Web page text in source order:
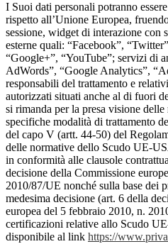
I Suoi dati personali potranno
rispetto all’Unione Europea,
sessione, widget di interazione con
esterne quali: “Facebook”,
“Google+”, “YouTube”; servizi di
AdWords”, “Google Analytics”,
responsabili del trattamento e
autorizzati situati anche al di fuori
si rimanda per la presa visione
specifiche modalità di trattamento
del capo V (artt. 44-50) del
delle normative dello Scudo UE-
in conformità alle clausole
decisione della Commissione
2010/87/UE nonché sulla base dei
medesima decisione (art. 6 della
europea del 5 febbraio 2010, n.
certificazioni relative allo Scudo
disponibile al link https://